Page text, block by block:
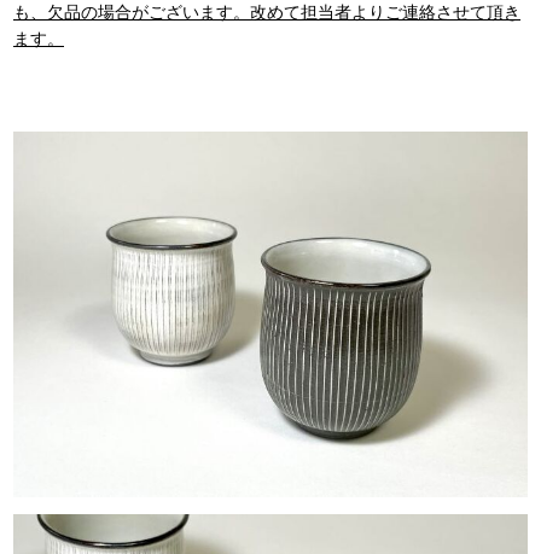
も、欠品の場合がございます。改めて担当者よりご連絡させて頂き
ます。